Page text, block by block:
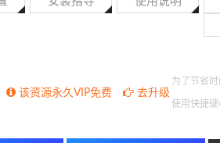
该资源永久VIP免费 去升级
为了节省
使用快捷键